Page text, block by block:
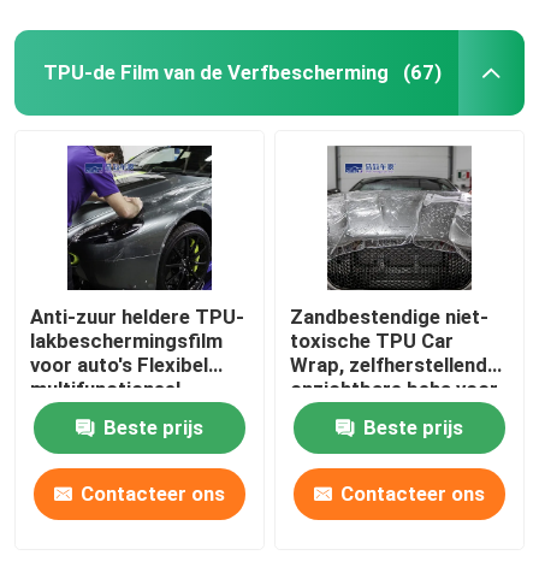
TPU-de Film van de Verfbescherming (67)
Anti-zuur heldere TPU-
lakbeschermingsfilm
voor auto's Flexibel
multifunctioneel
Beste prijs
Contacteer ons
Zandbestendige niet-
toxische TPU Car
Wrap, zelfherstellende
onzichtbare beha voor
in de auto
Beste prijs
Contacteer ons